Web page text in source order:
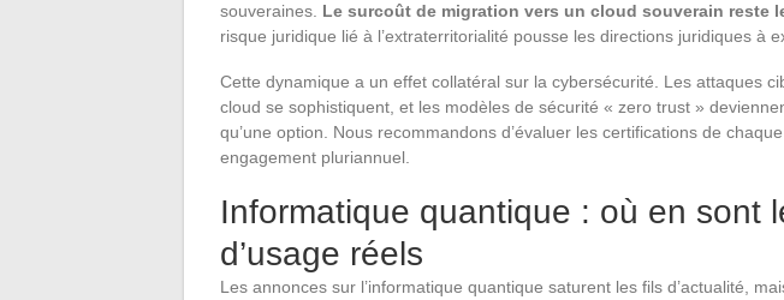
souveraines. Le surcoût de migration vers un cloud souverain reste
risque juridique lié à l’extraterritorialité pousse les directions juridiques à
Cette dynamique a un effet collatéral sur la cybersécurité. Les attaques
cloud se sophistiquent, et les modèles de sécurité « zero trust »
qu’une option. Nous recommandons d’évaluer les certifications de
engagement pluriannuel.
Informatique quantique : où en sont
d’usage réels
Les annonces sur l’informatique quantique saturent les fils d’actualité,